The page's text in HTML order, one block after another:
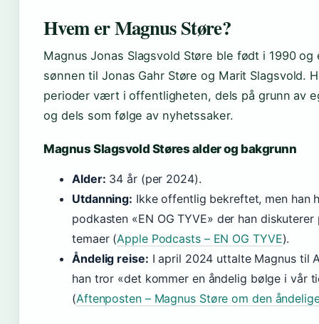
Hvem er Magnus Støre?
Magnus Jonas Slagsvold Støre ble født i 1990
sønnen til Jonas Gahr Støre og Marit Slagsvold.
perioder vært i offentligheten, dels på grunn av
og dels som følge av nyhetssaker.
Magnus Slagsvold Støres alder og bakgrunn
Alder: 34 år (per 2024).
Utdanning: Ikke offentlig bekreftet, men han
podkasten «EN OG TYVE» der han diskuterer
temaer (Apple Podcasts – EN OG TYVE).
Åndelig reise: I april 2024 uttalte Magnus til
han tror «det kommer en åndelig bølge i vår
(Aftenposten – Magnus Støre om den